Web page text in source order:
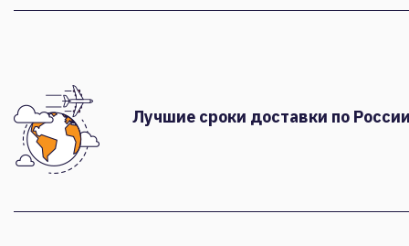
Лучшие сроки доставки по